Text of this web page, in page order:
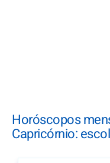
Horóscopos
Capricórnio: